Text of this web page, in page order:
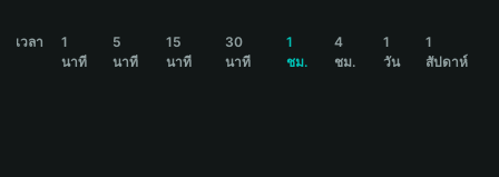
เวลา
1
นาที
5
นาที
15
นาที
30
นาที
1
ชม.
4
ชม.
1
วัน
1
สัปดาห์